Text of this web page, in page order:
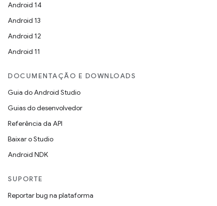
Android 14
Android 13
Android 12
Android 11
DOCUMENTAÇÃO E DOWNLOADS
Guia do Android Studio
Guias do desenvolvedor
Referência da API
Baixar o Studio
Android NDK
SUPORTE
Reportar bug na plataforma